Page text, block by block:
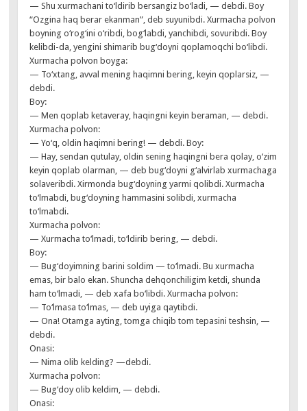
— Shu xurmachani to‘ldirib bersangiz bo‘ladi, — debdi. Boy
“Ozgina haq berar ekanman”, deb suyunibdi. Xurmacha polvon
boyning o‘rog‘ini o‘ribdi, bog‘labdi, yanchibdi, sovuribdi. Boy
kelibdi-da, yengini shimarib bug‘doyni qoplamoqchi bo‘libdi.
Xurmacha polvon boyga:
— To‘xtang, avval mening haqimni bering, keyin qoplarsiz, —
debdi.
Boy:
— Men qoplab ketaveray, haqingni keyin beraman, — debdi.
Xurmacha polvon:
— Yo‘q, oldin haqimni bering! — debdi. Boy:
— Hay, sendan qutulay, oldin sening haqingni bera qolay, o‘zim
keyin qoplab olarman, — deb bug‘doyni g‘alvirlab xurmachaga
solaveribdi. Xirmonda bug‘doyning yarmi qolibdi. Xurmacha
to‘lmabdi, bug‘doyning hammasini solibdi, xurmacha
to‘lmabdi.
Xurmacha polvon:
— Xurmacha to‘lmadi, to‘ldirib bering, — debdi.
Boy:
— Bug‘doyimning barini soldim — to‘lmadi. Bu xurmacha
emas, bir balo ekan. Shuncha dehqonchiligim ketdi, shunda
ham to‘lmadi, — deb xafa bo‘libdi. Xurmacha polvon:
— To‘lmasa to‘lmas, — deb uyiga qaytibdi.
— Ona! Otamga ayting, tomga chiqib tom tepasini teshsin, —
debdi.
Onasi:
— Nima olib kelding? —debdi.
Xurmacha polvon:
— Bug‘doy olib keldim, — debdi.
Onasi: